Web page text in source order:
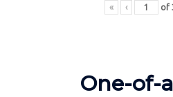
« ‹ of
One-of-